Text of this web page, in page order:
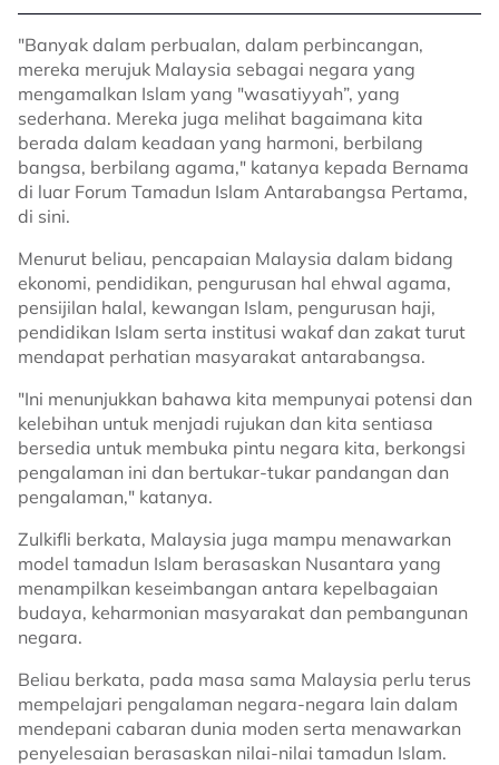
"Banyak dalam perbualan, dalam perbincangan,
mereka merujuk Malaysia sebagai negara yang
mengamalkan Islam yang "wasatiyyah”, yang
sederhana. Mereka juga melihat bagaimana kita
berada dalam keadaan yang harmoni, berbilang
bangsa, berbilang agama," katanya kepada Bernama
di luar Forum Tamadun Islam Antarabangsa Pertama,
di sini.
Menurut beliau, pencapaian Malaysia dalam bidang
ekonomi, pendidikan, pengurusan hal ehwal agama,
pensijilan halal, kewangan Islam, pengurusan haji,
pendidikan Islam serta institusi wakaf dan zakat turut
mendapat perhatian masyarakat antarabangsa.
"Ini menunjukkan bahawa kita mempunyai potensi dan
kelebihan untuk menjadi rujukan dan kita sentiasa
bersedia untuk membuka pintu negara kita, berkongsi
pengalaman ini dan bertukar-tukar pandangan dan
pengalaman," katanya.
Zulkifli berkata, Malaysia juga mampu menawarkan
model tamadun Islam berasaskan Nusantara yang
menampilkan keseimbangan antara kepelbagaian
budaya, keharmonian masyarakat dan pembangunan
negara.
Beliau berkata, pada masa sama Malaysia perlu terus
mempelajari pengalaman negara-negara lain dalam
mendepani cabaran dunia moden serta menawarkan
penyelesaian berasaskan nilai-nilai tamadun Islam.